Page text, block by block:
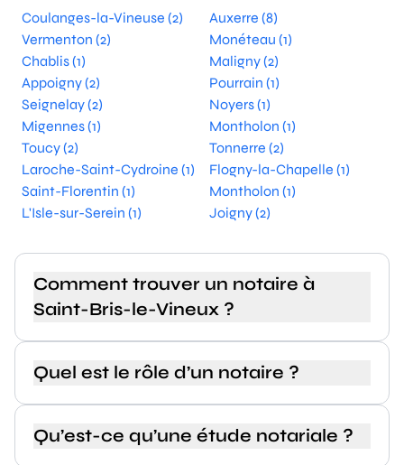
Coulanges-la-Vineuse (2)
Auxerre (8)
Vermenton (2)
Monéteau (1)
Chablis (1)
Maligny (2)
Appoigny (2)
Pourrain (1)
Seignelay (2)
Noyers (1)
Migennes (1)
Montholon (1)
Toucy (2)
Tonnerre (2)
Laroche-Saint-Cydroine (1)
Flogny-la-Chapelle (1)
Saint-Florentin (1)
Montholon (1)
L'Isle-sur-Serein (1)
Joigny (2)
Comment trouver un notaire à
Saint-Bris-le-Vineux ?
Quel est le rôle d’un notaire ?
Qu’est-ce qu’une étude notariale ?